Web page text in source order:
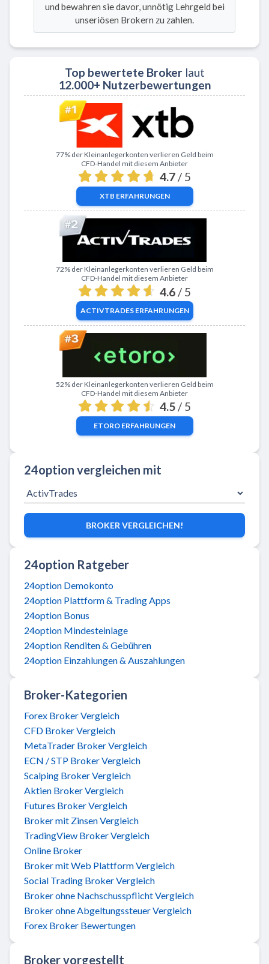
und bewahren sie davor, unnötig Lehrgeld bei
unseriösen Brokern zu zahlen.
Top bewertete Brokerlaut
12.000+ Nutzerbewertungen
Zu XTB
77% der Kleinanlegerkonten verlieren Geld beim
CFD-Handel mit diesem Anbieter
4.7 / 5
XTB ERFAHRUNGEN
Zu ActivTrades
72% der Kleinanlegerkonten verlieren Geld beim
CFD-Handel mit diesem Anbieter
4.6 / 5
ACTIVTRADESERFAHRUNGEN
Zu eToro
52% der Kleinanlegerkonten verlieren Geld beim
CFD-Handel mit diesem Anbieter
4.5 / 5
ETORO ERFAHRUNGEN
24option vergleichen mit
BROKER VERGLEICHEN!
24option Ratgeber
24option Demokonto
24option Plattform & Trading Apps
24option Bonus
24option Mindesteinlage
24option Renditen & Gebühren
24option Einzahlungen & Auszahlungen
Broker-Kategorien
Forex Broker Vergleich
CFD Broker Vergleich
MetaTrader Broker Vergleich
ECN / STP Broker Vergleich
Scalping Broker Vergleich
Aktien Broker Vergleich
Futures Broker Vergleich
Broker mit Zinsen Vergleich
TradingView Broker Vergleich
Online Broker
Broker mit Web Plattform Vergleich
Social Trading Broker Vergleich
Broker ohne Nachschusspflicht Vergleich
Broker ohne Abgeltungssteuer Vergleich
Forex Broker Bewertungen
Broker vorgestellt